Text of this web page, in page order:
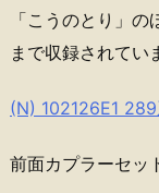
「こうのとり」
まで収録されてい
(N) 102126E1
前面カプラーセッ